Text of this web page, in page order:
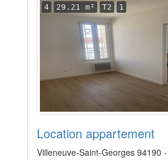
4 29.21 m² T2 1
Location appartement
Villeneuve-Saint-Georges 94190